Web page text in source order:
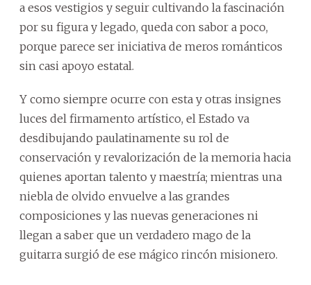
a esos vestigios y seguir cultivando la fascinación
por su figura y legado, queda con sabor a poco,
porque parece ser iniciativa de meros románticos
sin casi apoyo estatal.
Y como siempre ocurre con esta y otras insignes
luces del firmamento artístico, el Estado va
desdibujando paulatinamente su rol de
conservación y revalorización de la memoria hacia
quienes aportan talento y maestría; mientras una
niebla de olvido envuelve a las grandes
composiciones y las nuevas generaciones ni
llegan a saber que un verdadero mago de la
guitarra surgió de ese mágico rincón misionero.